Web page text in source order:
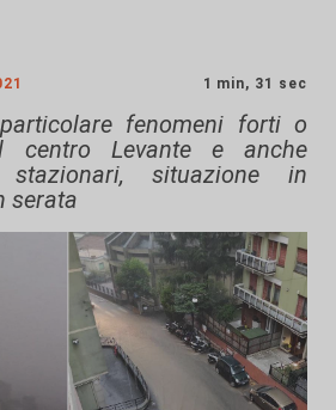
1 min, 31 sec
fenomeni forti o
Levante e anche
situazione in
serata